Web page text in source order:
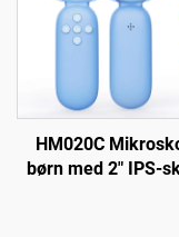
HM020C
børn med 2" IPS-